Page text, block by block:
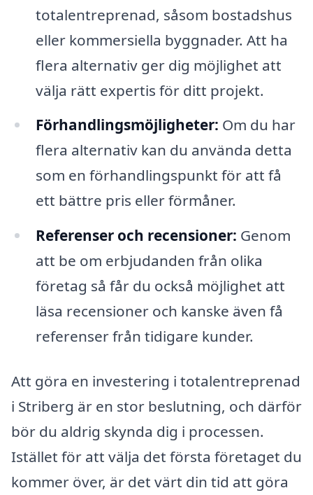
totalentreprenad, såsom bostadshus
eller kommersiella byggnader. Att ha
flera alternativ ger dig möjlighet att
välja rätt expertis för ditt projekt.
Förhandlingsmöjligheter: Om du har
flera alternativ kan du använda detta
som en förhandlingspunkt för att få
ett bättre pris eller förmåner.
Referenser och recensioner: Genom
att be om erbjudanden från olika
företag så får du också möjlighet att
läsa recensioner och kanske även få
referenser från tidigare kunder.
Att göra en investering i totalentreprenad
i Striberg är en stor beslutning, och därför
bör du aldrig skynda dig i processen.
Istället för att välja det första företaget du
kommer över, är det värt din tid att göra